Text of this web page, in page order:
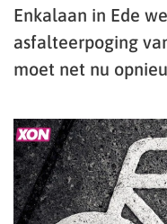
Enkalaan in Ede
asfalteerpoging
moet net nu